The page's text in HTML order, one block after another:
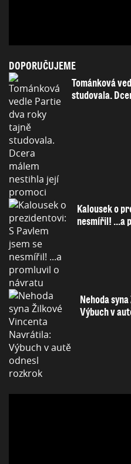
DOPORUČUJEME
Tománková
studovala.
Kalousek o
nesmířil! ...a
Nehoda
Výbuch v